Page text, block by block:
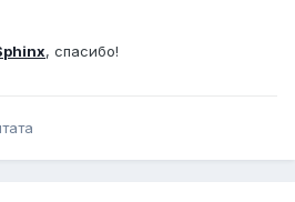
, спасибо!